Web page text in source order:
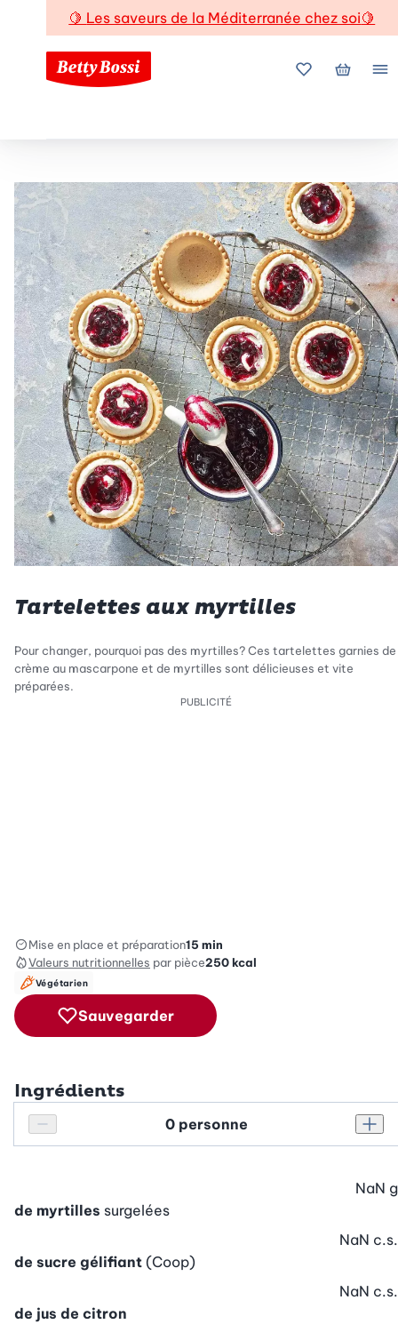
🍋 Les saveurs de la Méditerranée chez soi🍋
Mes favoris
Mon
Tartelettes aux myrtilles
Pour changer, pourquoi pas des myrtilles? Ces tartelettes garnies de
crème au mascarpone et de myrtilles sont délicieuses et vite
préparées.
PUBLICITÉ
Mise en place et préparation15 min
Valeurs nutritionnelles par pièce250kcal
Végétarien
Sauvegarder
Ingrédients
Réduire le nombre de personnes
Personnes
de myrtilles surgelées
NaN g
de sucre gélifiant (Coop)
NaN c.s.
de jus de citron
NaN c.s.